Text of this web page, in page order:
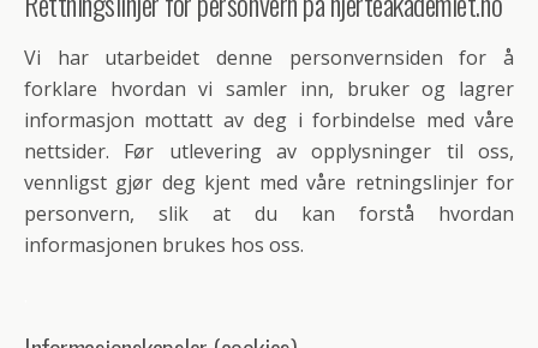
Vi har utarbeidet denne personvernsiden for å
forklare hvordan vi samler inn, bruker og lagrer
informasjon mottatt av deg i forbindelse med våre
nettsider. Før utlevering av opplysninger til oss,
vennligst gjør deg kjent med våre retningslinjer for
personvern, slik at du kan forstå hvordan
informasjonen brukes hos oss.